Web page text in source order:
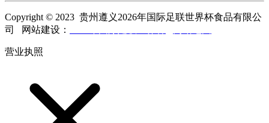
Copyright © 2023 贵州遵义2026年国际足联世界杯食品有限公
司 网站建设：
营业执照